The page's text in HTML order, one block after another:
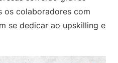
os colaboradores com
se dedicar ao upskilling e